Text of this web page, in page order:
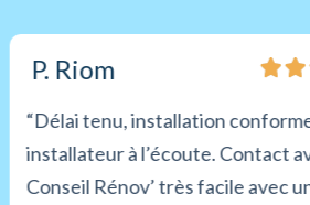
P. Riom
“Délai tenu, installation
installateur à l’écoute. Contact
Conseil Rénov’ très facile avec